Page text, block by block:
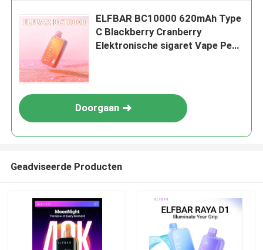
ELFBAR BC10000 620mAh Type
C Blackberry Cranberry
Elektronische sigaret Vape Pen
Doorgaan
Geadviseerde Producten